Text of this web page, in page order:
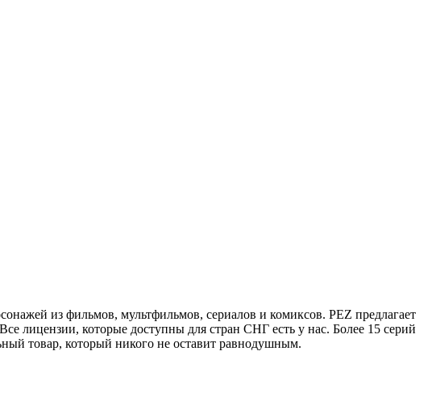
из фильмов, мультфильмов, сериалов и комиксов. PEZ предлагает
лицензии, которые доступны для стран СНГ есть у нас. Более 15 серий
товар, который никого не оставит равнодушным.